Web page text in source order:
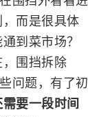
而是很具体
到菜市场？
围挡拆除
问题，有了初
要一段时间